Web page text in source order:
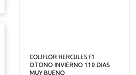
COLIFLOR HERCULES F1
OTONO INVIERNO 110 DIAS
MUY BUENO